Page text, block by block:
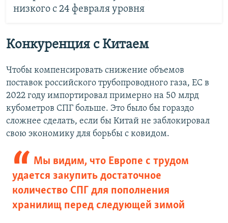
низкого с 24 февраля уровня
Конкуренция с Китаем
Чтобы компенсировать снижение объемов
поставок российского трубопроводного газа, ЕС в
2022 году импортировал примерно на 50 млрд
кубометров СПГ больше. Это было бы гораздо
сложнее сделать, если бы Китай не заблокировал
свою экономику для борьбы с ковидом.
Мы видим, что Европе с трудом
удается закупить достаточное
количество СПГ для пополнения
хранилищ перед следующей зимой